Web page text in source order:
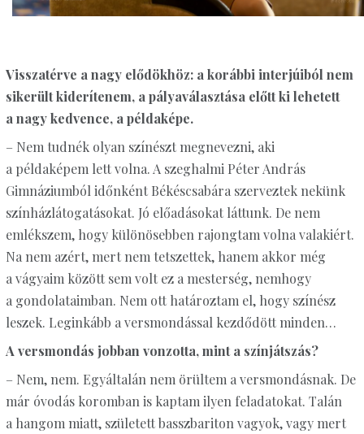
Visszatérve a nagy elődökhöz: a korábbi interjúiból nem
sikerült kiderítenem, a pályaválasztása előtt ki lehetett
a nagy kedvence, a példaképe.
– Nem tudnék olyan színészt megnevezni, aki
a példaképem lett volna. A szeghalmi Péter András
Gimnáziumból időnként Békéscsabára szerveztek nekünk
színházlátogatásokat. Jó előadásokat láttunk. De nem
emlékszem, hogy különösebben rajongtam volna valakiért.
Na nem azért, mert nem tetszettek, hanem akkor még
a vágyaim között sem volt ez a mesterség, nemhogy
a gondolataimban. Nem ott határoztam el, hogy színész
leszek. Leginkább a versmondással kezdődött minden…
A versmondás jobban vonzotta, mint a színjátszás?
– Nem, nem. Egyáltalán nem örültem a versmondásnak. De
már óvodás koromban is kaptam ilyen feladatokat. Talán
a hangom miatt, született basszbariton vagyok, vagy mert